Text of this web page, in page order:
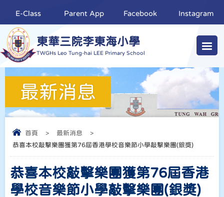
東華三院李東海小學
TWGHs Leo Tung-hai LEE Primary School
E-Class Parent App Facebook Instagram
最新消息
首頁 > 最新消息
>
恭喜本校敲擊樂團獲第76屆香港學校音樂節小學敲擊樂團(銀獎)
恭喜本校敲擊樂團獲第76屆香港
學校音樂節小學敲擊樂團(銀獎)